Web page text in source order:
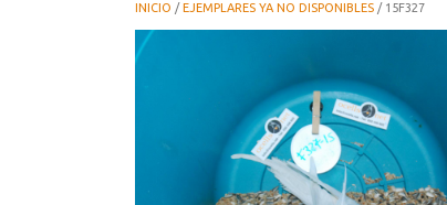
INICIO /EJEMPLARES YA NO DISPONIBLES / 15F327